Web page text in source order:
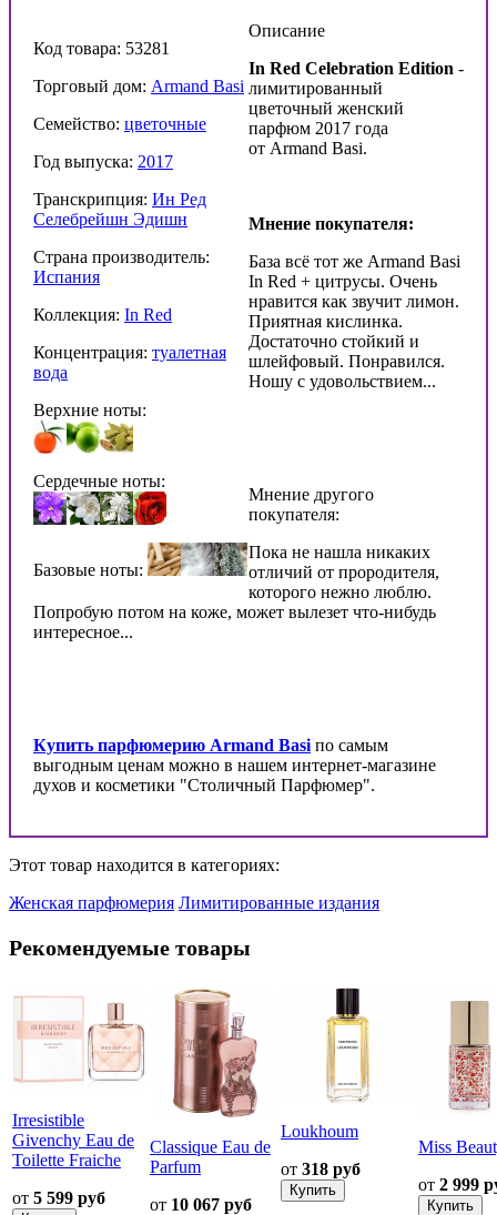
Код товара: 53281
Торговый дом: Armand Basi
Семейство: цветочные
Год выпуска: 2017
Транскрипция: Ин Ред
Селебрейшн Эдишн
Страна производитель:
Испания
Коллекция: In Red
Концентрация: туалетная
вода
Верхние ноты:
Сердечные ноты:
Базовые ноты:
Описание
In Red Celebration Edition -
лимитированный
цветочный женский
парфюм 2017 года
от Armand Basi.
Мнение покупателя:
База всё тот же Armand Basi
In Red + цитрусы. Очень
нравится как звучит лимон.
Приятная кислинка.
Достаточно стойкий и
шлейфовый. Понравился.
Ношу с удовольствием...
Мнение другого
покупателя:
Пока не нашла никаких
отличий от прородителя,
которого нежно люблю.
Попробую потом на коже, может вылезет что-нибудь
интересное...
Купить парфюмерию Armand Basi по самым
выгодным ценам можно в нашем интернет-магазине
духов и косметики "Столичный Парфюмер".
Этот товар находится в категориях:
Женская парфюмерия Лимитированные издания
Рекомендуемые товары
Irresistible
Givenchy Eau de
Toilette Fraiche
от 5 599 руб
Classique Eau de
Parfum
от 10 067 руб
Loukhoum
от 318 руб
Miss
от 2 999